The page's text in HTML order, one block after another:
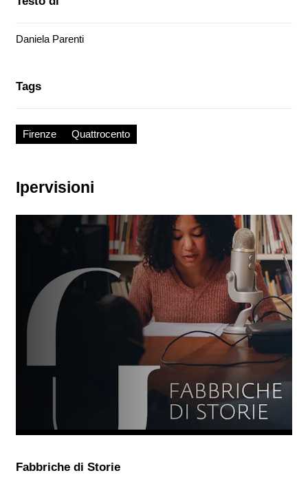
Daniela Parenti
Tags
Firenze Quattrocento
Ipervisioni
Fabbriche di Storie